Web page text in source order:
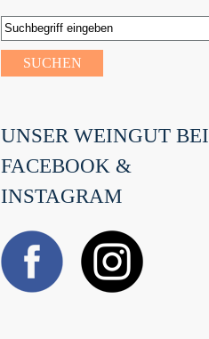
UNSER WEINGUT BEI
FACEBOOK &
INSTAGRAM